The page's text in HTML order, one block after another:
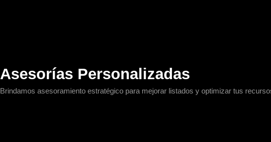
Asesorías Personalizadas
Brindamos asesoramiento estratégico para mejorar listados y optimizar tus